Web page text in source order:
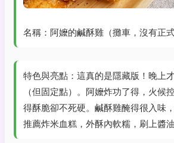
名稱：阿嬤的鹹酥雞（攤車，沒有正式
特色與亮點：這真的是隱藏版！晚上
（但固定點）。阿嬤炸功了得，火候
得酥脆卻不死硬。鹹酥雞醃得很入味
推薦炸米血糕，外酥內軟糯，刷上醬